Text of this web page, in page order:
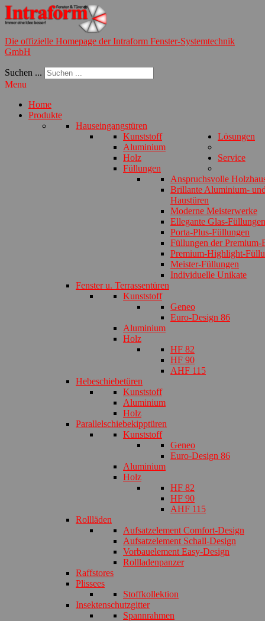
Die offizielle Homepage der Intraform Fenster-Systemtechnik
GmbH
Suchen ...
Menu
Home
Produkte
Hauseingangstüren
Kunststoff
Aluminium
Holz
Füllungen
Anspruchsvolle
Brillante Aluminium-
Haustüren
Moderne Meisterwerke
Ellegante Glas-Füllungen
Porta-Plus-Füllungen
Füllungen der Premium-
Premium-Highlight-
Meister-Füllungen
Individuelle Unikate
Fenster u. Terrassentüren
Kunststoff
Geneo
Euro-Design 86
Aluminium
Holz
HF 82
HF 90
AHF 115
Hebeschiebetüren
Kunststoff
Aluminium
Holz
Parallelschiebekipptüren
Kunststoff
Geneo
Euro-Design 86
Aluminium
Holz
HF 82
HF 90
AHF 115
Rollläden
Aufsatzelement Comfort-Design
Aufsatzelement Schall-Design
Vorbauelement Easy-Design
Rollladenpanzer
Raffstores
Plissees
Stoffkollektion
Insektenschutzgitter
Spannrahmen
Lösungen
Service